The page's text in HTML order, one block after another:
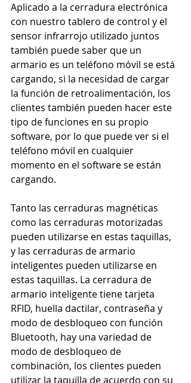
Aplicado a la cerradura electrónica
con nuestro tablero de control y el
sensor infrarrojo utilizado juntos
también puede saber que un
armario es un teléfono móvil se está
cargando, si la necesidad de cargar
la función de retroalimentación, los
clientes también pueden hacer este
tipo de funciones en su propio
software, por lo que puede ver si el
teléfono móvil en cualquier
momento en el software se están
cargando.
Tanto las cerraduras magnéticas
como las cerraduras motorizadas
pueden utilizarse en estas taquillas,
y las cerraduras de armario
inteligentes pueden utilizarse en
estas taquillas. La cerradura de
armario inteligente tiene tarjeta
RFID, huella dactilar, contraseña y
modo de desbloqueo con función
Bluetooth, hay una variedad de
modo de desbloqueo de
combinación, los clientes pueden
utilizar la taquilla de acuerdo con su